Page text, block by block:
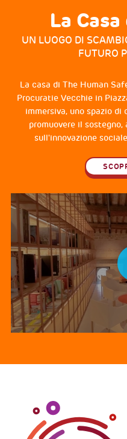
La
UN LUOGO DI
FUTURO
La casa di The Human
Procuratie Vecchie in
immersiva, uno spazio
promuovere il
sull'innovazione